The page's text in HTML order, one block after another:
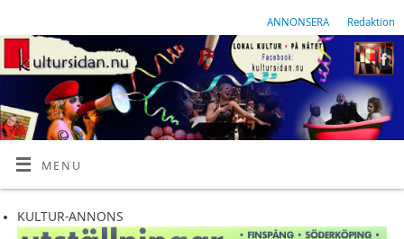
ANNONSERA Redaktion
MENU
KULTUR-ANNONS